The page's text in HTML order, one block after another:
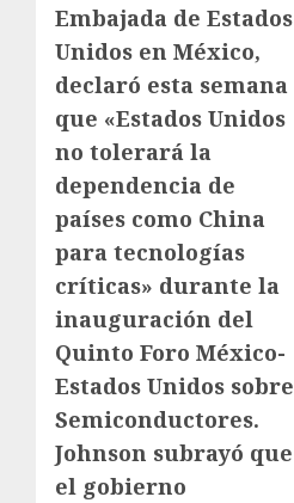
Embajada de Estados
Unidos en México,
declaró esta semana
que «Estados Unidos
no tolerará la
dependencia de
países como China
para tecnologías
críticas» durante la
inauguración del
Quinto Foro México-
Estados Unidos sobre
Semiconductores.
Johnson subrayó que
el gobierno